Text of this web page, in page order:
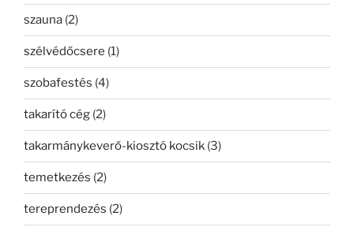
szauna (2)
szélvédőcsere (1)
szobafestés (4)
takarító cég (2)
takarmánykeverő-kiosztó kocsik (3)
temetkezés (2)
tereprendezés (2)